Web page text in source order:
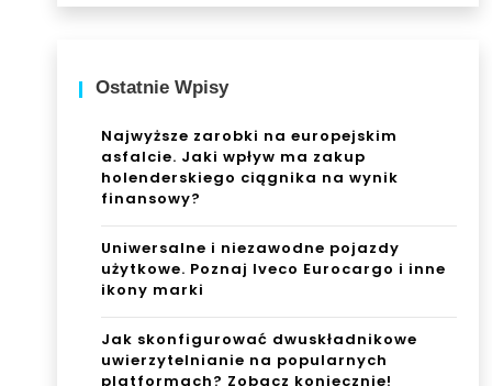
Ostatnie Wpisy
Najwyższe zarobki na europejskim
asfalcie. Jaki wpływ ma zakup
holenderskiego ciągnika na wynik
finansowy?
Uniwersalne i niezawodne pojazdy
użytkowe. Poznaj Iveco Eurocargo i inne
ikony marki
Jak skonfigurować dwuskładnikowe
uwierzytelnianie na popularnych
platformach? Zobacz koniecznie!